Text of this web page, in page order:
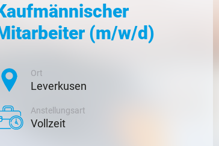
(m/w/d)
Ort
Leverkusen
Anstellungsart
Vollzeit